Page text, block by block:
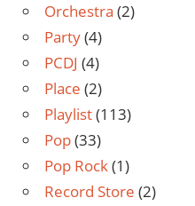
Orchestra (2)
Party(4)
PCDJ (4)
Place (2)
Playlist(113)
Pop(33)
Pop Rock(1)
Record Store (2)